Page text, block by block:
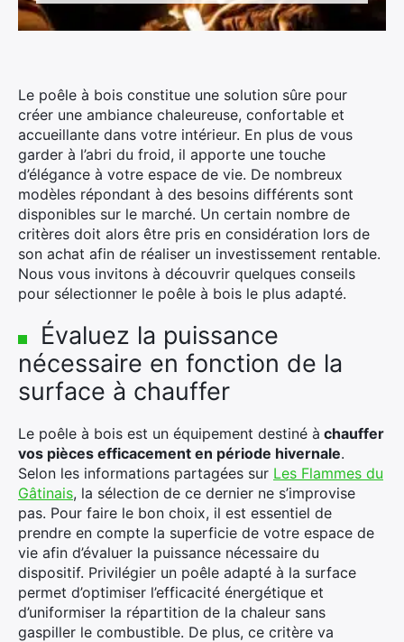
Le poêle à bois constitue une solution sûre pour
créer une ambiance chaleureuse, confortable et
accueillante dans votre intérieur. En plus de vous
garder à l’abri du froid, il apporte une touche
d’élégance à votre espace de vie. De nombreux
modèles répondant à des besoins différents sont
disponibles sur le marché. Un certain nombre de
critères doit alors être pris en considération lors de
son achat afin de réaliser un investissement rentable.
Nous vous invitons à découvrir quelques conseils
pour sélectionner le poêle à bois le plus adapté.
Évaluez la puissance
nécessaire en fonction de la
surface à chauffer
Le poêle à bois est un équipement destiné à chauffer
vos pièces efficacement en période hivernale.
Selon les informations partagées sur Les Flammes du
Gâtinais, la sélection de ce dernier ne s’improvise
pas. Pour faire le bon choix, il est essentiel de
prendre en compte la superficie de votre espace de
vie afin d’évaluer la puissance nécessaire du
dispositif. Privilégier un poêle adapté à la surface
permet d’optimiser l’efficacité énergétique et
d’uniformiser la répartition de la chaleur sans
gaspiller le combustible. De plus, ce critère va